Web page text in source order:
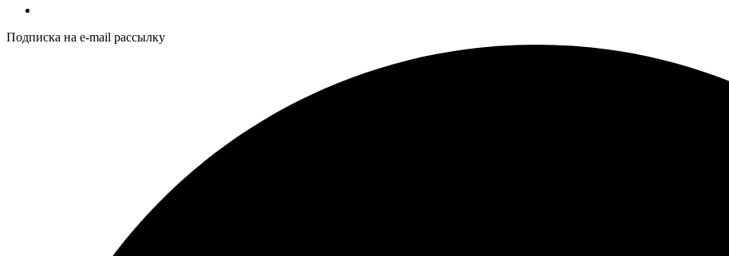
Подписка на e-mail рассылку